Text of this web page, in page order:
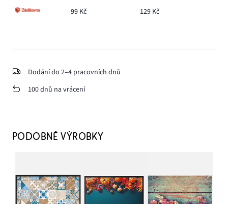
99 Kč 129 Kč
Dodání do 2–4 pracovních dnů
100 dnů na vrácení
PODOBNÉ VÝROBKY